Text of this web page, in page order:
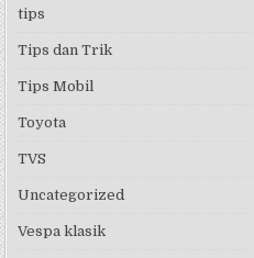
tips
Tips dan Trik
Tips Mobil
Toyota
TVS
Uncategorized
Vespa klasik